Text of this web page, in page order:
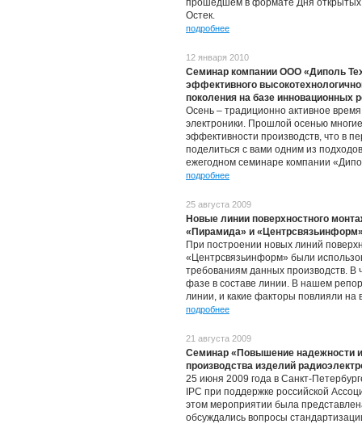
прошедшем в формате Дня
Остек.
подробнее
12 января 2010
Семинар компании ООО «Диполь
эффективного
поколения на базе инновационных
Осень – традиционно активное
электроники. Прошлой осенью
эффективности производств, что в
поделиться с вами одним из
ежегодном семинаре компании
подробнее
25 августа 2009
Новые линии поверхностного
«Пирамида» и
При построении новых линий
«Центрсвязьинформ» были
требованиям данных производств. В
фазе в составе линии. В нашем
линии, и какие факторы повлияли на
подробнее
21 августа 2009
Семинар «Повышение надежности
производства изделий
25 июня 2009 года в Санкт-
IPC при поддержке российской
этом мероприятии была
обсуждались вопросы